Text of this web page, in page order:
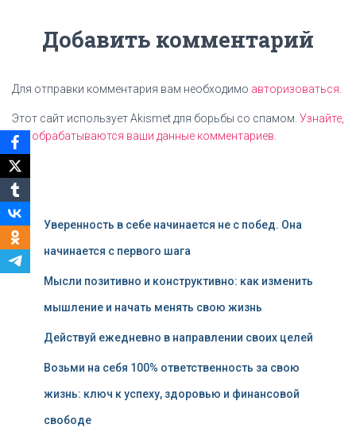
Добавить комментарий
Для отправки комментария вам необходимо авторизоваться
Этот сайт использует Akismet для борьбы со спамом. Узнайте,
как обрабатываются ваши данные комментариев
Уверенность в себе начинается не с побед. Она
начинается с первого шага
Мысли позитивно и конструктивно: как изменить
мышление и начать менять свою жизнь
Действуй ежедневно в направлении своих целей
Возьми на себя 100% ответственность за свою
жизнь: ключ к успеху, здоровью и финансовой
свободе